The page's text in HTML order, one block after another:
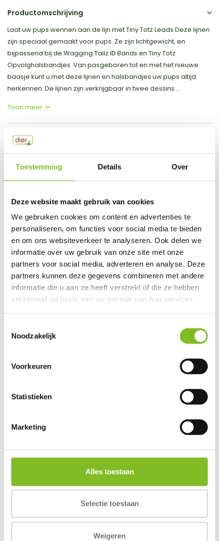
Toestemming Details Over
Deze website maakt gebruik van cookies
We gebruiken cookies om content en advertenties te
personaliseren, om functies voor social media te bieden
en om ons websiteverkeer te analyseren. Ook delen we
informatie over uw gebruik van onze site met onze
partners voor social media, adverteren en analyse. Deze
partners kunnen deze gegevens combineren met andere
informatie die u aan ze heeft verstrekt of die ze hebben
verzameld op basis van uw gebruik van hun services.
Noodzakelijk
Voorkeuren
Statistieken
Marketing
Alles toestaan
Selectie toestaan
Weigeren
Productomschrijving
Laat uw pups wennen aan de lijn met Tiny Totz Leads Deze lijnen
zijn speciaal gemaakt voor pups. Ze zijn lichtgewicht, en
bijpassend bij de Wagging Tailz ID Bands en Tiny Totz
Opvolghalsbandjes. Van pasgeboren tot en met het nieuwe
baasje kunt u met deze lijnen en halsbandjes uw pups altijd
herkennen. De lijnen zijn verkrijgbaar in twee dessins ...
Toon meer
Productspecificaties
Do you have a question about this product?
Our employee is happy to help you find the right product
Send mail
This product is available in the following variants:
Follow On Collars
Hear...
€28,95
5/5 Based on 1 reviews